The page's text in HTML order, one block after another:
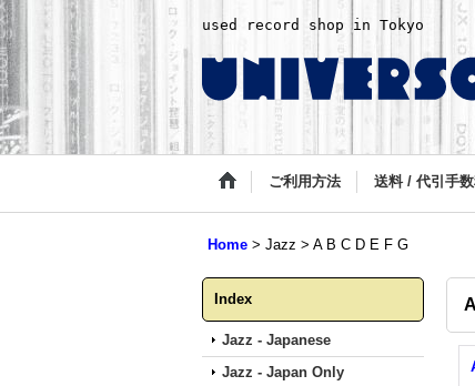
used record shop in Tokyo
ご利用方法 送料 / 代引手
Home > Jazz > A B C D E F G
Index
Jazz - Japanese
Jazz - Japan Only